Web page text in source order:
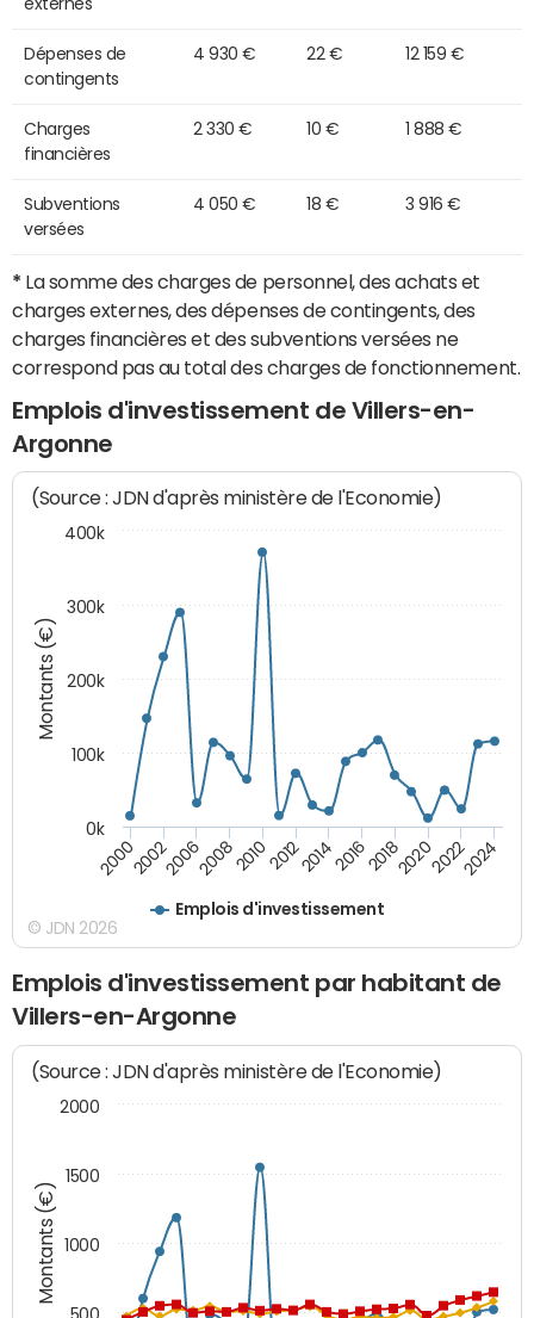
externes
Dépenses de
contingents
4 930 € 22 € 12 159 €
Charges
financières
2 330 € 10 € 1 888 €
Subventions
versées
4 050 € 18 € 3 916 €
* La somme des charges de personnel, des achats et
charges externes, des dépenses de contingents, des
charges financières et des subventions versées ne
correspond pas au total des charges de fonctionnement.
Emplois d'investissement de Villers-en-
Argonne
Montants (€)
(Source : JDN d'après ministère de l'Economie)
Emplois d'investissement
200020022006200820102012201420162018202020222024
0k
100k
200k
300k
400k
© JDN 2026
Emplois d'investissement par habitant de
Villers-en-Argonne
Montants (€)
(Source : JDN d'après ministère de l'Economie)
500
1000
1500
2000